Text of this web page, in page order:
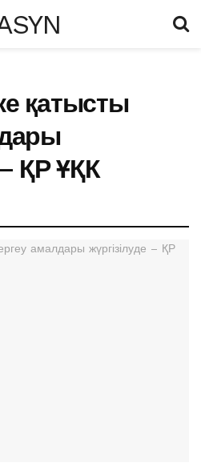
қатысты
ҚР ҰҚК